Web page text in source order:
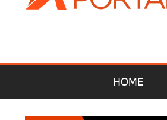
HOME